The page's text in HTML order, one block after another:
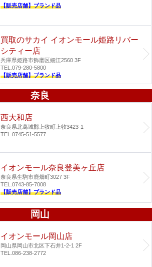
【販売店舗】ブランド品
買取のサカイ イオンモール姫路リバー
シティー店
兵庫県姫路市飾磨区細江2560 3F
TEL.079-280-5800
【販売店舗】ブランド品
奈良
西大和店
奈良県北葛城郡上牧町上牧3423-1
TEL.0745-51-5577
イオンモール奈良登美ヶ丘店
奈良県生駒市鹿畑町3027 3F
TEL.0743-85-7008
【販売店舗】ブランド品
岡山
イオンモール岡山店
岡山県岡山市北区下石井1-2-1 2F
TEL.086-238-2772